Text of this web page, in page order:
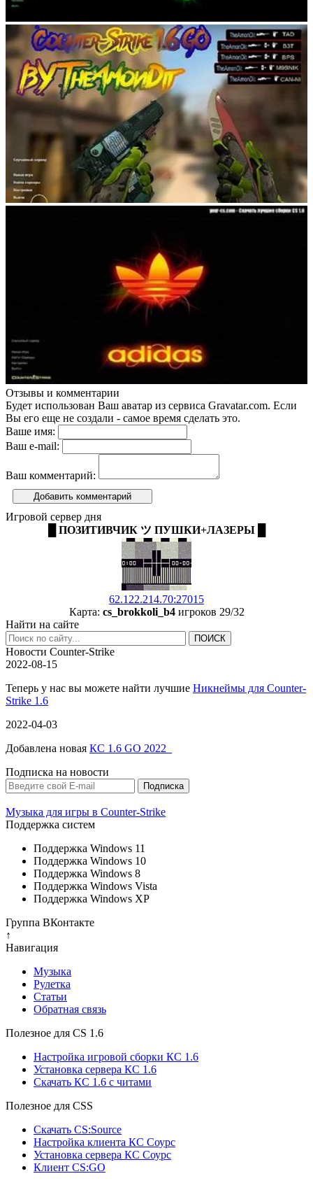
Отзывы и комментарии
Будет использован Ваш аватар из сервиса Gravatar.com. Если
Вы его еще не создали - самое время сделать это.
Ваше имя:
Ваш e-mail:
Ваш комментарий:
Добавить комментарий
Игровой сервер дня
█ ПОЗИТИВЧИК ツ ПУШКИ+ЛАЗЕРЫ █
62.122.214.70:27015
Карта: cs_brokkoli_b4игроков 29/32
Найти на сайте
Новости Counter-Strike
2022-08-15
Теперь у нас вы можете найти лучшие Никнеймы для Counter-
Strike 1.6
2022-04-03
Добавлена новая КС 1.6 GO 2022
Подписка на новости
Музыка для игры в Counter-Strike
Поддержка систем
Поддержка Windows 11
Поддержка Windows 10
Поддержка Windows 8
Поддержка Windows Vista
Поддержка Windows XP
Группа ВКонтакте
↑
Навигация
Музыка
Рулетка
Cтатьи
Обратная связь
Полезное для CS 1.6
Настройка игровой сборки КС 1.6
Установка сервера КС 1.6
Скачать КС 1.6 с читами
Полезное для CSS
Скачать CS:Source
Настройка клиента КС Cоурс
Установка сервера КС Соурс
Клиент CS:GO